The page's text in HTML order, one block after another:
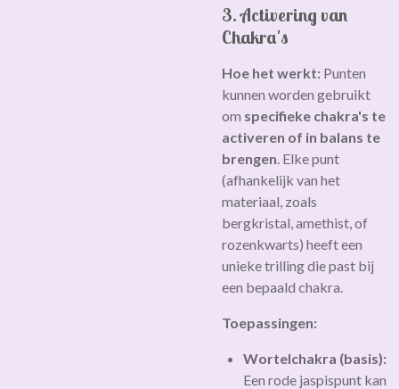
3. Activering van
Chakra's
Hoe het werkt: Punten
kunnen worden gebruikt
om specifieke chakra's te
activeren of in balans te
brengen. Elke punt
(afhankelijk van het
materiaal, zoals
bergkristal, amethist, of
rozenkwarts) heeft een
unieke trilling die past bij
een bepaald chakra.
Toepassingen:
Wortelchakra (basis):
Een rode jaspispunt kan